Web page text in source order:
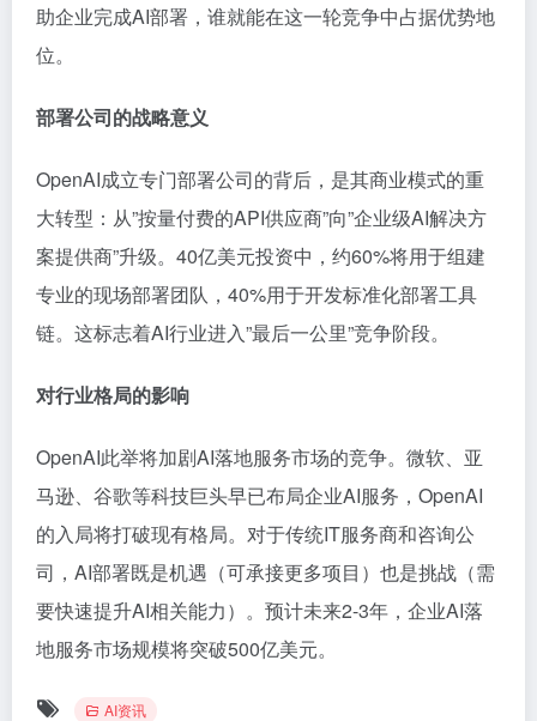
助企业完成AI部署，谁就能在这一轮竞争中占据优势地
位。
部署公司的战略意义
OpenAI成立专门部署公司的背后，是其商业模式的重
大转型：从”按量付费的API供应商”向”企业级AI解决方
案提供商”升级。40亿美元投资中，约60%将用于组建
专业的现场部署团队，40%用于开发标准化部署工具
链。这标志着AI行业进入”最后一公里”竞争阶段。
对行业格局的影响
OpenAI此举将加剧AI落地服务市场的竞争。微软、亚
马逊、谷歌等科技巨头早已布局企业AI服务，OpenAI
的入局将打破现有格局。对于传统IT服务商和咨询公
司，AI部署既是机遇（可承接更多项目）也是挑战（需
要快速提升AI相关能力）。预计未来2-3年，企业AI落
地服务市场规模将突破500亿美元。
AI资讯